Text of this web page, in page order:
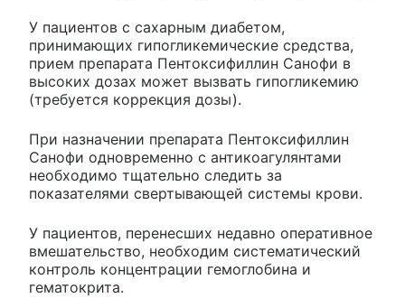
У пациентов с сахарным диабетом,
принимающих гипогликемические средства,
прием препарата Пентоксифиллин Санофи в
высоких дозах может вызвать гипогликемию
(требуется коррекция дозы).
При назначении препарата Пентоксифиллин
Санофи одновременно с антикоагулянтами
необходимо тщательно следить за
показателями свертывающей системы крови.
У пациентов, перенесших недавно оперативное
вмешательство, необходим систематический
контроль концентрации гемоглобина и
гематокрита.